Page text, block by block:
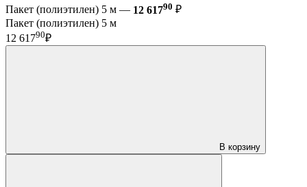
Пакет (полиэтилен) 5 м — 12 61790 ₽
Пакет (полиэтилен) 5 м
12 61790₽
В корзину